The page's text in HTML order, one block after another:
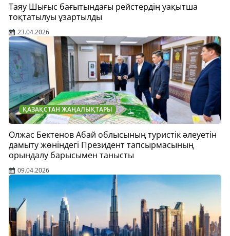
Таяу Шығыс бағытындағы рейстердің уақытша
тоқтатылуы ұзартылды
23.04.2026
ҚАЗАҚСТАН ЖАҢАЛЫҚТАРЫ
Олжас Бектенов Абай облысының туристік әлеуетін
дамыту жөніндегі Президент тапсырмасының
орындалу барысымен танысты
09.04.2026